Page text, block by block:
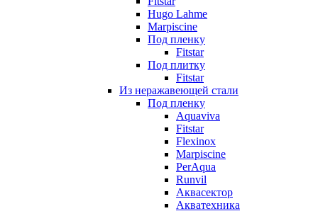
Hugo Lahme
Marpiscine
Под пленку
Fitstar
Под плитку
Fitstar
Из неражавеющей стали
Под пленку
Aquaviva
Fitstar
Flexinox
Marpiscine
PerAqua
Runvil
Аквасектор
Акватехника